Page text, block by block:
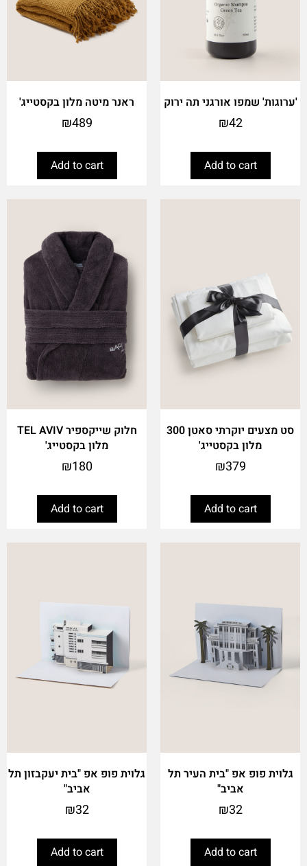
'ערוגות' שמפו אורגני תה ירוק
₪42
Add to cart
ראנר מיטה מלון בקסטייג'
₪489
Add to cart
סט מצעים יוקרתי סאטן 300
מלון בקסטייג'
₪379
Add to cart
חלוק שייקספיר TEL AVIV
מלון בקסטייג'
₪180
Add to cart
גלוית פופ אפ "בית העיר תל
אביב"
₪32
Add to cart
גלוית פופ אפ "בית יעקבזון תל
אביב"
₪32
Add to cart